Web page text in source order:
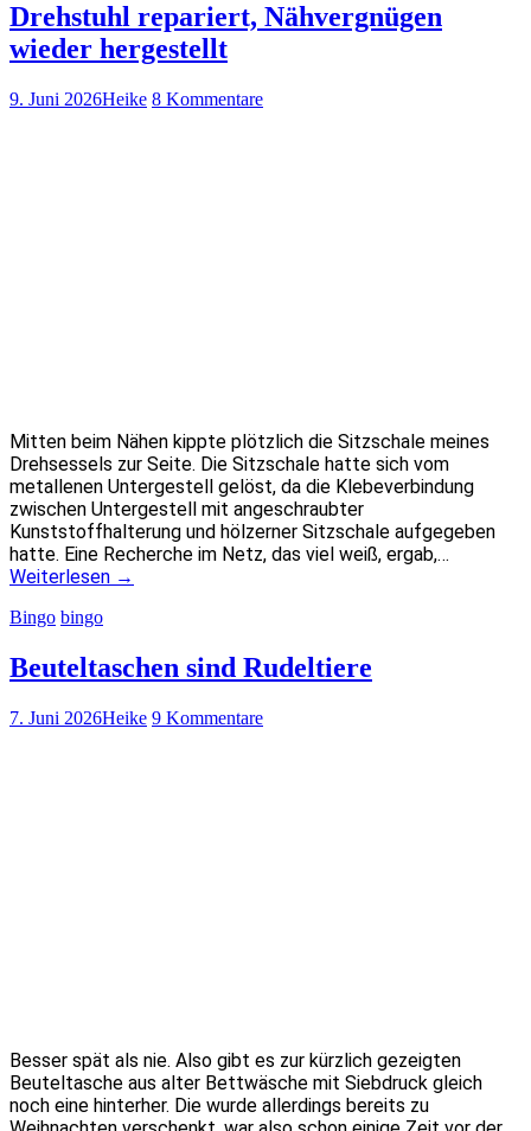
Drehstuhl repariert, Nähvergnügen
wieder hergestellt
9. Juni 2026Heike 8 Kommentare
Mitten beim Nähen kippte plötzlich die Sitzschale meines
Drehsessels zur Seite. Die Sitzschale hatte sich vom
metallenen Untergestell gelöst, da die Klebeverbindung
zwischen Untergestell mit angeschraubter
Kunststoffhalterung und hölzerner Sitzschale aufgegeben
hatte. Eine Recherche im Netz, das viel weiß, ergab,…
Weiterlesen →
Bingo bingo
Beuteltaschen sind Rudeltiere
7. Juni 2026Heike 9 Kommentare
Besser spät als nie. Also gibt es zur kürzlich gezeigten
Beuteltasche aus alter Bettwäsche mit Siebdruck gleich
noch eine hinterher. Die wurde allerdings bereits zu